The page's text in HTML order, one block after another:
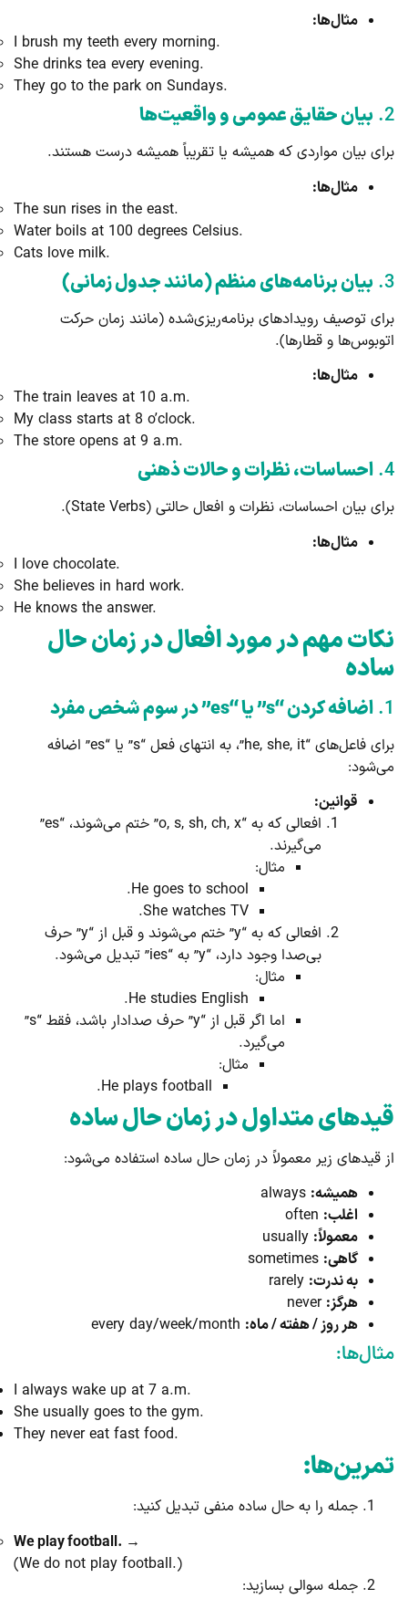
مثال‌ها:
I brush my teeth every morning.
She drinks tea every evening.
They go to the park on Sundays.
2. بیان حقایق عمومی و واقعیت‌ها
برای بیان مواردی که همیشه یا تقریباً همیشه درست هستند.
مثال‌ها:
The sun rises in the east.
Water boils at 100 degrees Celsius.
Cats love milk.
3. بیان برنامه‌های منظم (مانند جدول زمانی)
برای توصیف رویدادهای برنامه‌ریزی‌شده (مانند زمان حرکت
اتوبوس‌ها و قطارها).
مثال‌ها:
The train leaves at 10 a.m.
My class starts at 8 o’clock.
The store opens at 9 a.m.
4. احساسات، نظرات و حالات ذهنی
برای بیان احساسات، نظرات و افعال حالتی (State Verbs).
مثال‌ها:
I love chocolate.
She believes in hard work.
He knows the answer.
نکات مهم در مورد افعال در زمان حال
ساده
1. اضافه کردن “s” یا “es” در سوم شخص مفرد
برای فاعل‌های “he, she, it”، به انتهای فعل “s” یا “es” اضافه
می‌شود:
قوانین:
افعالی که به “o, s, sh, ch, x” ختم می‌شوند، “es”
می‌گیرند.
مثال:
He goes to school.
She watches TV.
افعالی که به “y” ختم می‌شوند و قبل از “y” حرف
بی‌صدا وجود دارد، “y” به “ies” تبدیل می‌شود.
مثال:
He studies English.
اما اگر قبل از “y” حرف صدادار باشد، فقط “s”
می‌گیرد.
مثال:
He plays football.
قیدهای متداول در زمان حال ساده
از قیدهای زیر معمولاً در زمان حال ساده استفاده می‌شود:
همیشه:
اغلب:
معمولاً:
گاهی:
به ندرت:
هرگز: never
هر روز / هفته / ماه:
مثال‌ها:
I always wake up at 7 a.m.
She usually goes to the gym.
They never eat fast food.
تمرین‌ها:
جمله را به حال ساده منفی تبدیل کنید:
We play football. →
(We do not play football.)
جمله سوالی بسازید: